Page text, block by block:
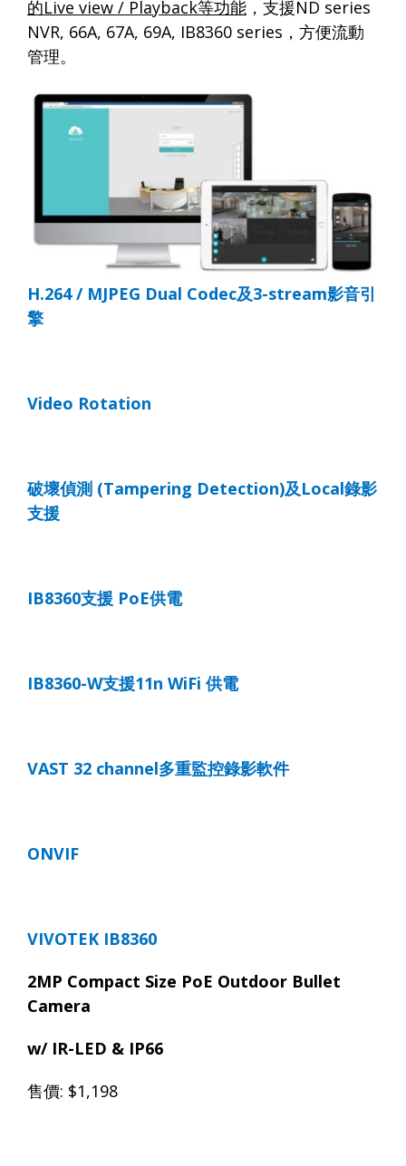
的Live view / Playback等功能 ，支援ND series
NVR, 66A, 67A, 69A, IB8360 series ，方便流動
管理。
H.264 / MJPEG Dual Codec及3-stream影音引
擎
Video Rotation
破壞偵測 (Tampering Detection)及Local錄影
支援
IB8360支援 PoE供電
IB8360-W支援11n WiFi 供電
VAST 32 channel多重監控錄影軟件
ONVIF
VIVOTEK IB8360
2MP Compact Size PoE Outdoor Bullet
Camera
w/ IR-LED & IP66
售價: $1,198